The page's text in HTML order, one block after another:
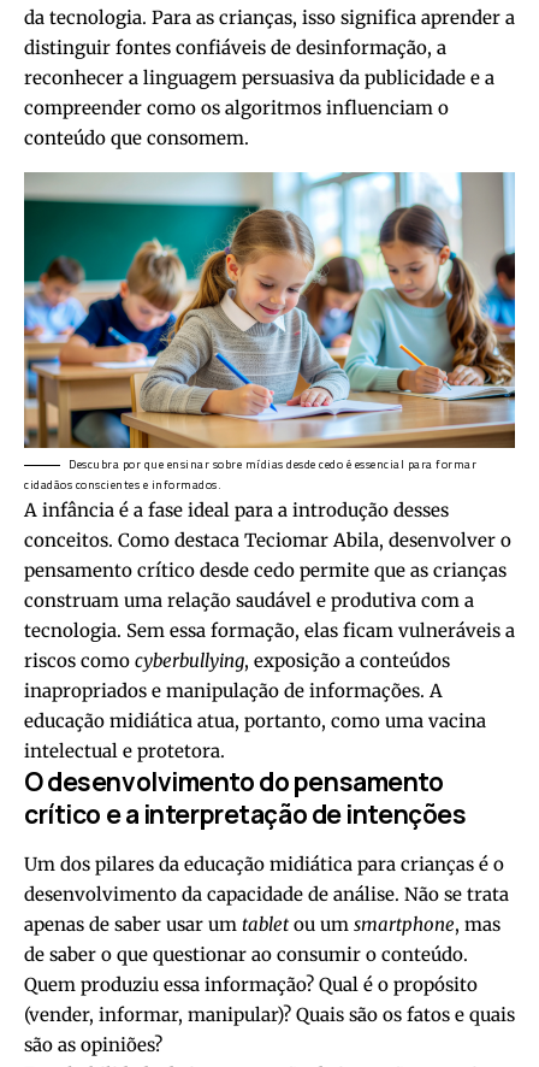
da tecnologia. Para as crianças, isso significa aprender a
distinguir fontes confiáveis de desinformação, a
reconhecer a linguagem persuasiva da publicidade e a
compreender como os algoritmos influenciam o
conteúdo que consomem.
Descubra por que ensinar sobre mídias desde cedo é essencial para formar
cidadãos conscientes e informados.
A infância é a fase ideal para a introdução desses
conceitos. Como destaca Teciomar Abila, desenvolver o
pensamento crítico desde cedo permite que as crianças
construam uma relação saudável e produtiva com a
tecnologia. Sem essa formação, elas ficam vulneráveis a
riscos como cyberbullying, exposição a conteúdos
inapropriados e manipulação de informações. A
educação midiática atua, portanto, como uma vacina
intelectual e protetora.
O desenvolvimento do pensamento
crítico e a interpretação de intenções
Um dos pilares da educação midiática para crianças é o
desenvolvimento da capacidade de análise. Não se trata
apenas de saber usar um tablet ou um smartphone, mas
de saber o que questionar ao consumir o conteúdo.
Quem produziu essa informação? Qual é o propósito
(vender, informar, manipular)? Quais são os fatos e quais
são as opiniões?